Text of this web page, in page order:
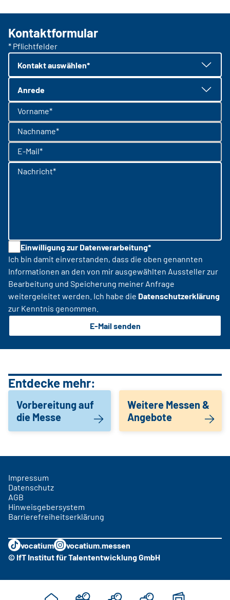
Kontaktformular
* Pflichtfelder
Kontakt auswählen*
Anrede
Vorname*
Nachname*
E-Mail*
Nachricht*
Einwilligung zur Datenverarbeitung*
Ich bin damit einverstanden, dass die oben genannten
Informationen an den von mir ausgewählten Aussteller zur
Bearbeitung und Speicherung meiner Anfrage
weitergeleitet werden. Ich habe die Datenschutzerklärung
zur Kenntnis genommen.
E-Mail senden
Entdecke mehr:
Vorbereitung auf
die Messe
Weitere Messen &
Angebote
Impressum
Datenschutz
AGB
Hinweisgebersystem
Barrierefreiheitserklärung
vocatium
vocatium.messen
© IfT Institut für Talententwicklung GmbH